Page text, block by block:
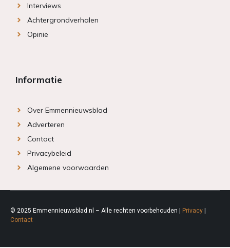
Interviews
Achtergrondverhalen
Opinie
Informatie
Over Emmennieuwsblad
Adverteren
Contact
Privacybeleid
Algemene voorwaarden
© 2025 Emmennieuwsblad.nl – Alle rechten voorbehouden | Privacy |
Contact